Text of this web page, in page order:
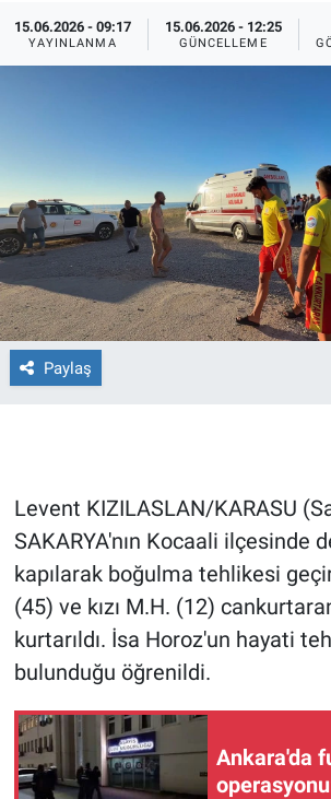
15.06.2026 - 09:17
YAYINLANMA
15.06.2026 - 12:25
GÜNCELLEME
Paylaş
Levent KIZILASLAN/KARASU
SAKARYA'nın Kocaali ilçesinde
kapılarak boğulma tehlikesi
(45) ve kızı M.H. (12)
kurtarıldı. İsa Horoz'un hayati
bulunduğu öğrenildi.
Ankara'da
Dünya
Eğitim
Eğlence
Ekonomi
Forum
Gün Bitiyor
Gün Ortası
Gündem Özel
Haber
Spor
Son Dakika Haberleri